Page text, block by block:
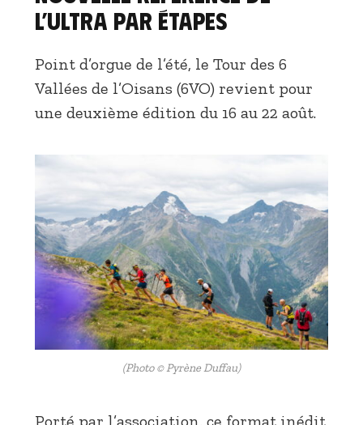
l’ultra par étapes
Point d’orgue de l’été, le Tour des 6
Vallées de l’Oisans (6VO) revient pour
une deuxième édition du 16 au 22 août.
(Photo © Pyrène Duffau)
Porté par l’association, ce format inédit